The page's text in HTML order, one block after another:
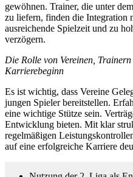
gewöhnen. Trainer, die unter
zu liefern, finden die Integration
ausreichende Spielzeit und zu
verzögern.
Die Rolle von Vereinen,
Karrierebeginn
Es ist wichtig, dass Vereine
jungen Spieler bereitstellen.
eine wichtige Stütze sein.
Entwicklung bieten. Mit klar
regelmäßigen
auf eine erfolgreiche Karriere